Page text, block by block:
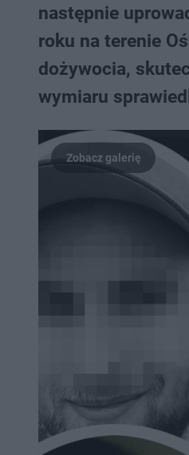
następnie
roku na terenie
dożywocia,
wymiaru